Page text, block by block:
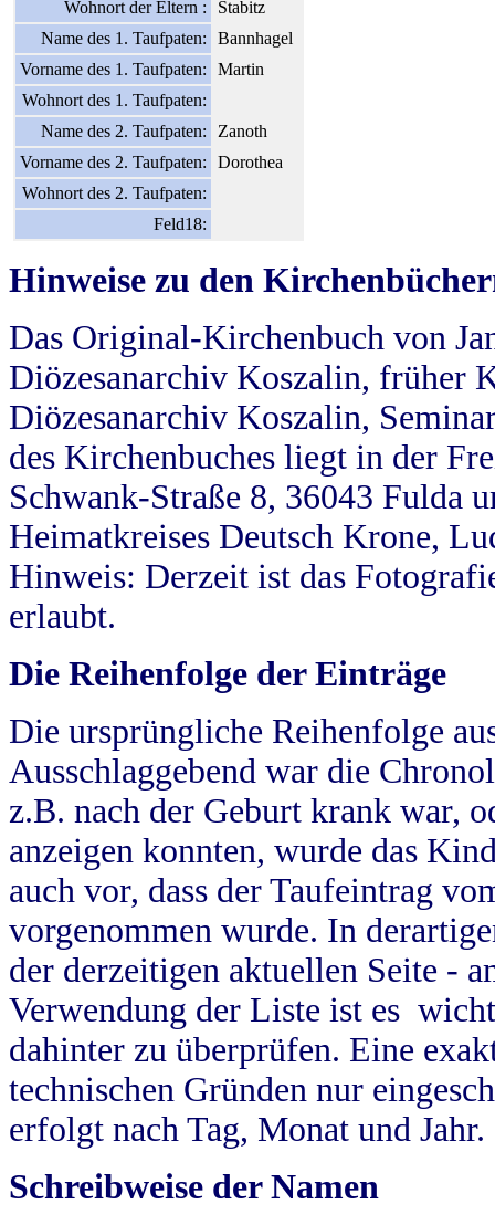
Wohnort der Eltern :
Stabitz
Name des 1. Taufpaten:
Bannhagel
Vorname des 1. Taufpaten:
Martin
Wohnort des 1. Taufpaten:
Name des 2. Taufpaten:
Zanoth
Vorname des 2. Taufpaten:
Dorothea
Wohnort des 2. Taufpaten:
Feld18:
Hinweise zu den
Das Original-Kirchenbuch von
Diözesanarchiv Koszalin, früher
Diözesanarchiv Koszalin,
des Kirchenbuches liegt in der
Schwank-Straße 8, 36043 Fulda
Heimatkreises Deutsch Krone,
Hinweis: Derzeit ist das
erlaubt.
Die Reihenfolge der Einträge
Die ursprüngliche Reihenfolge
Ausschlaggebend war die
z.B. nach der Geburt krank war,
anzeigen konnten, wurde das
auch vor, dass der Taufeintrag
vorgenommen wurde. In
der derzeitigen aktuellen Seite -
Verwendung der Liste ist es
dahinter zu überprüfen. Eine
technischen Gründen nur
erfolgt nach Tag, Monat und Jahr.
Schreibweise der Namen